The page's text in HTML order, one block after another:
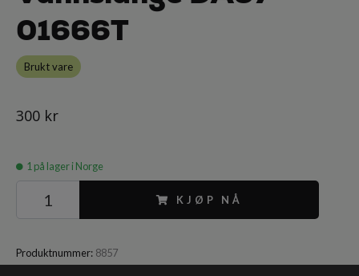
01666T
Brukt vare
300 kr
1 på lager i Norge
KJØP NÅ
Produktnummer: 8857